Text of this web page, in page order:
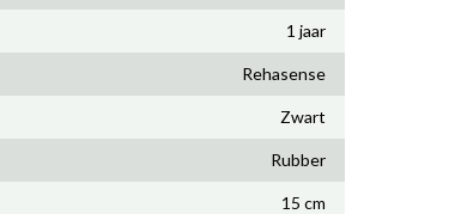
1 jaar
Rehasense
Zwart
Rubber
15 cm